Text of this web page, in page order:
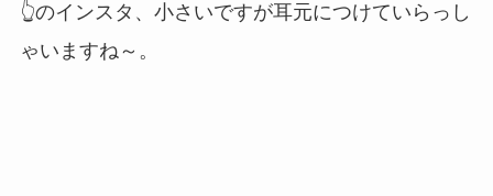
👆のインスタ、小さいですが耳元につけていらっし
ゃいますね～。